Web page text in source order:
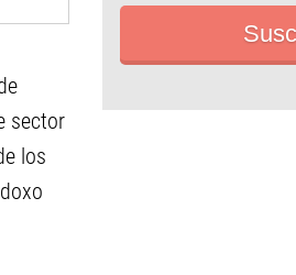
sector
los